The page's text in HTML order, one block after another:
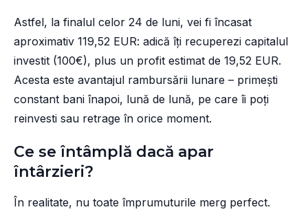
Astfel, la finalul celor 24 de luni, vei fi încasat
aproximativ 119,52 EUR: adică îți recuperezi capitalul
investit (100€), plus un profit estimat de 19,52 EUR.
Acesta este avantajul rambursării lunare – primești
constant bani înapoi, lună de lună, pe care îi poți
reinvesti sau retrage în orice moment.
Ce se întâmplă dacă apar
întârzieri?
În realitate, nu toate împrumuturile merg perfect.